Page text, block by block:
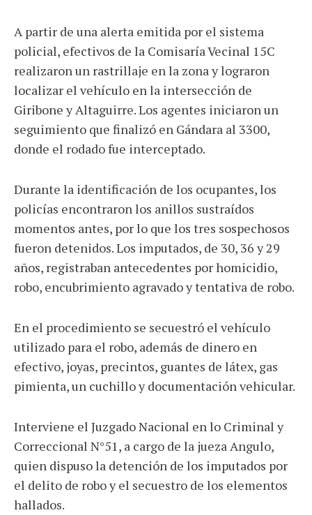
A partir de una alerta emitida por el sistema
policial, efectivos de la Comisaría Vecinal 15C
realizaron un rastrillaje en la zona y lograron
localizar el vehículo en la intersección de
Giribone y Altaguirre. Los agentes iniciaron un
seguimiento que finalizó en Gándara al 3300,
donde el rodado fue interceptado.
Durante la identificación de los ocupantes, los
policías encontraron los anillos sustraídos
momentos antes, por lo que los tres sospechosos
fueron detenidos. Los imputados, de 30, 36 y 29
años, registraban antecedentes por homicidio,
robo, encubrimiento agravado y tentativa de robo.
En el procedimiento se secuestró el vehículo
utilizado para el robo, además de dinero en
efectivo, joyas, precintos, guantes de látex, gas
pimienta, un cuchillo y documentación vehicular.
Interviene el Juzgado Nacional en lo Criminal y
Correccional N°51, a cargo de la jueza Angulo,
quien dispuso la detención de los imputados por
el delito de robo y el secuestro de los elementos
hallados.